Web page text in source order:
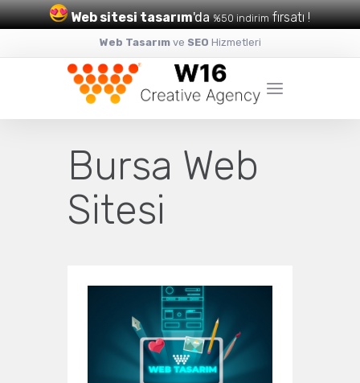
Web sitesi tasarım'da %50 indirim fırsatı !
Web Tasarımve SEO Hizmetleri
Bursa Web
Sitesi